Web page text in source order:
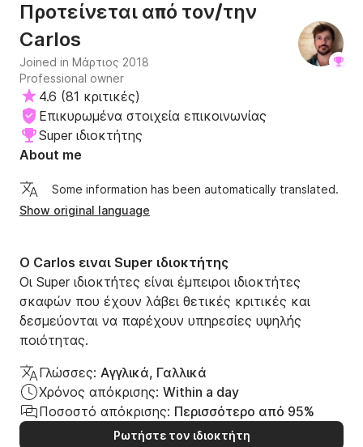
Προτείνεται από τον/την
Carlos
Joined in Μάρτιος 2018
Professional owner
4.6 (81 κριτικές)
Επικυρωμένα στοιχεία επικοινωνίας
Super ιδιοκτήτης
About me
Some information has been automatically translated.
Show original language
Ο Carlos ειναι Super ιδιοκτήτης
Οι Super ιδιοκτήτες είναι έμπειροι ιδιοκτήτες
σκαφών που έχουν λάβει θετικές κριτικές και
δεσμεύονται να παρέχουν υπηρεσίες υψηλής
ποιότητας.
Γλώσσες: Αγγλικά, Γαλλικά
Χρόνος απόκρισης: Within a day
Ποσοστό απόκρισης: Περισσότερο από 95%
Ρωτήστε τον ιδιοκτήτη